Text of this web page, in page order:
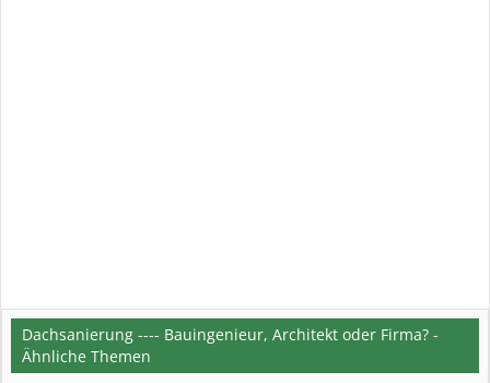
Dachsanierung ---- Bauingenieur, Architekt oder Firma? -
Ähnliche Themen